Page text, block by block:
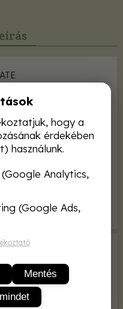
oldal
mm
könyvek
egy nap rájönnek:
új vetésért, otthonuk
hogy ismét boldoggá
hogy a
érdekében
használunk.
Analytics,
(Google Ads,
Mentés